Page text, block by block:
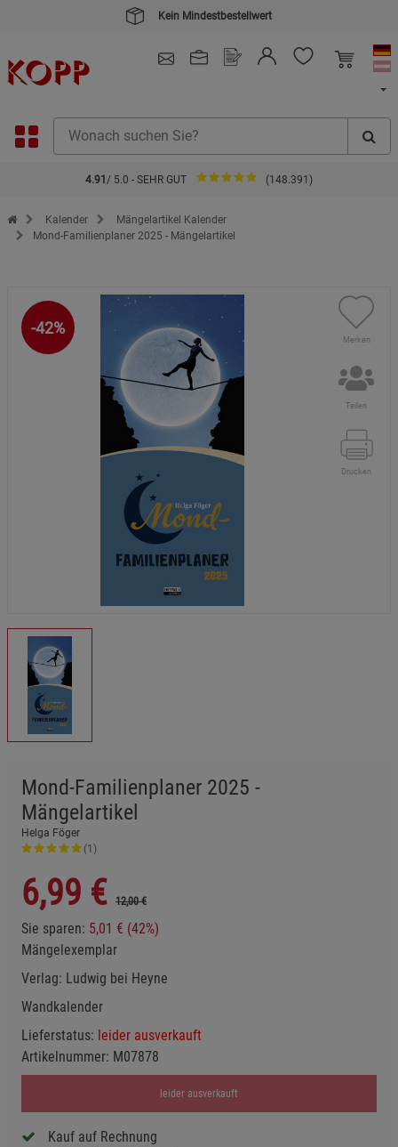
Kein Mindestbestellwert
4.91 / 5.0 - SEHR GUT (148.391)
Zur Startseite des Kopp Verlag Online-Shop
Kalender
Mängelartikel Kalender
Mond-Familienplaner 2025 - Mängelartikel
-42%
Merken
Teilen
Drucken
Mond-Familienplaner 2025 -
Mängelartikel
Helga Föger
(1)
6,99 € 12,00 €
Sie sparen: 5,01 € (42%)
Mängelexemplar
Verlag: Ludwig bei Heyne
Wandkalender
Lieferstatus: leider ausverkauft
Artikelnummer: M07878
leider ausverkauft
Kauf auf Rechnung